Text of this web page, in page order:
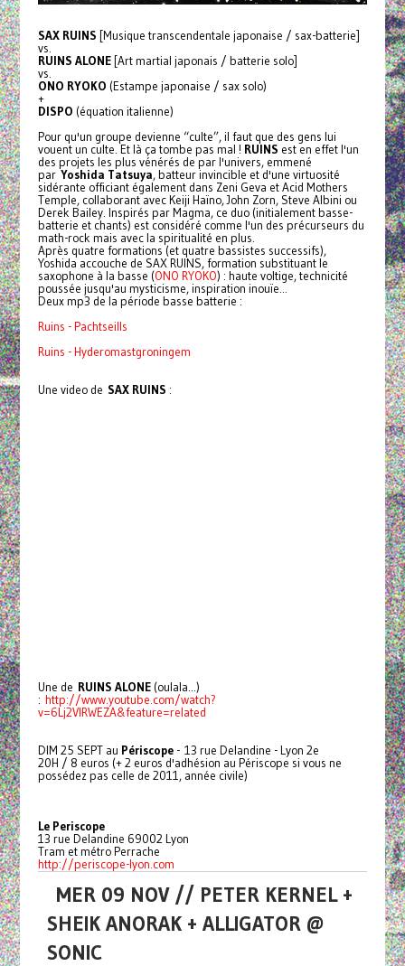
SAX RUINS [Musique transcendentale japonaise / sax-batterie]
vs.
RUINS ALONE[Art martial japonais / batterie solo]
vs.
ONO RYOKO (Estampe japonaise / sax solo)
+
DISPO (équation italienne)
Pour qu'un groupe devienne “culte”, il faut que des gens lui
vouent un culte. Et là ça tombe pas mal ! RUINS est en effet l'un
des projets les plus vénérés de par l'univers, emmené
par Yoshida Tatsuya, batteur invincible et d'une virtuosité
sidérante officiant également dans Zeni Geva et Acid Mothers
Temple, collaborant avec Keiji Haïno, John Zorn, Steve Albini ou
Derek Bailey. Inspirés par Magma, ce duo (initialement basse-
batterie et chants) est considéré comme l'un des précurseurs du
math-rock mais avec la spiritualité en plus.
Après quatre formations (et quatre bassistes successifs),
Yoshida accouche de SAX RUINS, formation substituant le
saxophone à la basse (ONO RYOKO) : haute voltige, technicité
poussée jusqu'au mysticisme, inspiration inouïe...
Deux mp3 de la période basse batterie :
Ruins - Pachtseills
Ruins - Hyderomastgroningem
Une video de SAX RUINS :
Une de RUINS ALONE(oulala...)
: http://www.youtube.com/watch?
v=6Lj2VIRWEZA&feature=related
DIM 25 SEPT au Périscope- 13 rue Delandine - Lyon 2e
20H / 8 euros (+ 2 euros d'adhésion au Périscope si vous ne
possédez pas celle de 2011, année civile)
Le Periscope
13 rue Delandine 69002 Lyon
Tram et métro Perrache
http://periscope-lyon.com
MER 09 NOV // PETER KERNEL +
SHEIK ANORAK + ALLIGATOR @
SONIC